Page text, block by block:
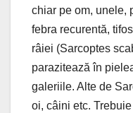
chiar pe om, unele,
febra recurentă,
râiei (Sarcoptes
parazitează în
galeriile. Alte de
oi, câini etc.